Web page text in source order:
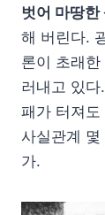
벗어 마땅한
해 버린다.
론이 초래한
러내고 있
패가 터져
사실관계
가.